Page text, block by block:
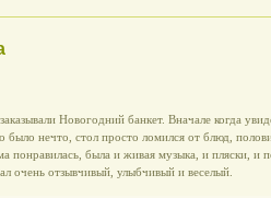
Новогодний банкет. Вначале когда
было нечто, стол просто ломился от блюд,
понравилась, была и живая музыка, и пляски, и
очень отзывчивый, улыбчивый и веселый.